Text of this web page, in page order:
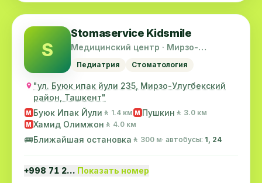
S
Stomaservice Kidsmile
Медицинский центр · Мирзо-
Педиатрия Стоматология
"ул. Буюк ипак йули 235, Мирзо-Улугбекский
район, Ташкент"
M Буюк Ипак Йули 🚶 1.4 км M Пушкин 🚶 3.0 км
M Хамид Олимжон 🚶 4.0 км
🚌Ближайшая остановка 🚶 300 м· автобусы: 1, 24
+998 71 2… Показать номер